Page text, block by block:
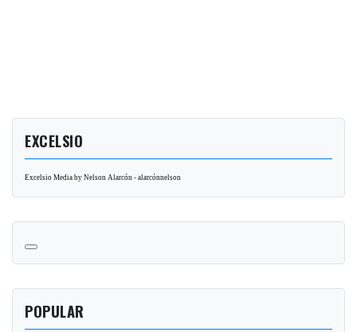
EXCELSIO
Excelsio Media by Nelson Alarcón - alarcónnelson
POPULAR